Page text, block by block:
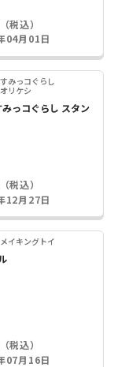
税込）
04月01日
みっコぐらし
リケシ
っコぐらし スタン
税込）
12月27日
イキングトイ
税込）
07月16日